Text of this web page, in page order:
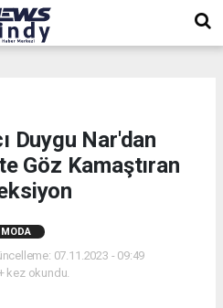
Duygu Nar'dan
Göz Kamaştıran
MODA
07.11.2023 - 09:49
kez okundu.